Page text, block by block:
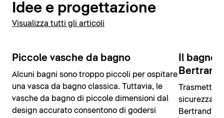
Idee e progettazione
Visualizza tutti gli articoli
Piccole vasche da bagno
Alcuni bagni sono troppo piccoli per ospitare
una vasca da bagno classica. Tuttavia, le
vasche da bagno di piccole dimensioni dal
design accurato consentono di godersi
Il bagno
Bertrand
sicurezza e
Bertrand